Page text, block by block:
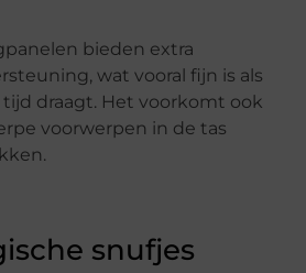
bieden extra
wat vooral fijn is als
tijd draagt. Het voorkomt ook
voorwerpen in de tas
snufjes